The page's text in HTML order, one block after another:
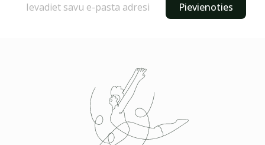
Pievienoties